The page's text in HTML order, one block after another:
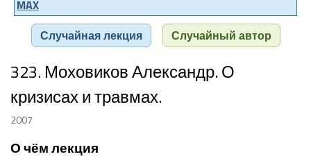
MAX
Случайная лекция
Случайный автор
323. Моховиков Александр. О
кризисах и травмах.
2007
О чём лекция